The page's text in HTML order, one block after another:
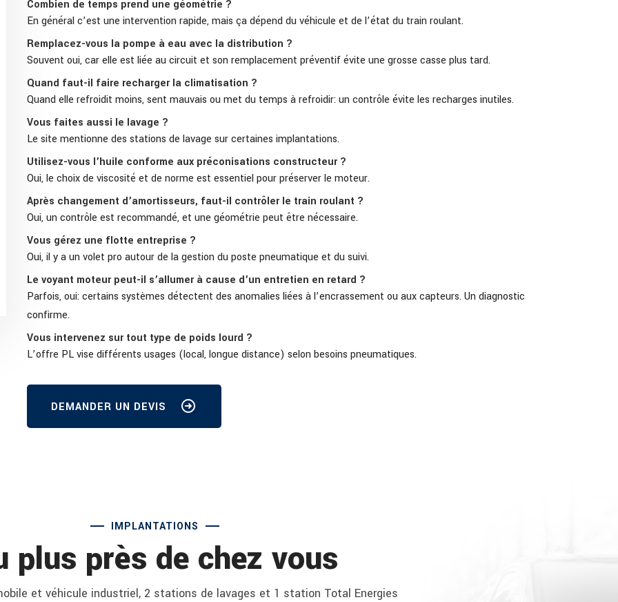
Combien de temps prend une géométrie ?
En général c’est une intervention rapide, mais ça dépend du véhicule et de l’état du train roulant.
Remplacez-vous la pompe à eau avec la distribution ?
Souvent oui, car elle est liée au circuit et son remplacement préventif évite une grosse casse plus tard.
Quand faut-il faire recharger la climatisation ?
Quand elle refroidit moins, sent mauvais ou met du temps à refroidir: un contrôle évite les recharges inutiles.
Vous faites aussi le lavage ?
Le site mentionne des stations de lavage sur certaines implantations.
Utilisez-vous l’huile conforme aux préconisations constructeur ?
Oui, le choix de viscosité et de norme est essentiel pour préserver le moteur.
Après changement d’amortisseurs, faut-il contrôler le train roulant ?
Oui, un contrôle est recommandé, et une géométrie peut être nécessaire.
Vous gérez une flotte entreprise ?
Oui, il y a un volet pro autour de la gestion du poste pneumatique et du suivi.
Le voyant moteur peut-il s’allumer à cause d’un entretien en retard ?
Parfois, oui: certains systèmes détectent des anomalies liées à l’encrassement ou aux capteurs. Un diagnostic
confirme.
Vous intervenez sur tout type de poids lourd ?
L’offre PL vise différents usages (local, longue distance) selon besoins pneumatiques.
DEMANDER UN DEVIS
IMPLANTATIONS
plus près de chez vous
et véhicule industriel, 2 stations de lavages et 1 station Total Energies